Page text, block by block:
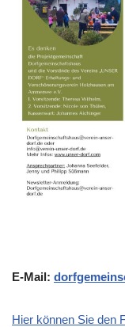
E-Mail:
Hier können Sie den